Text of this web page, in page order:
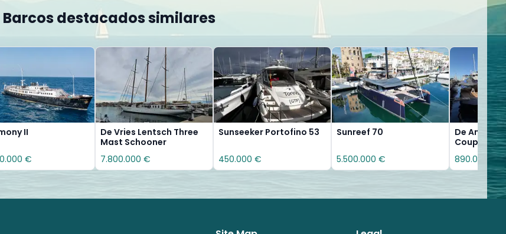
Barcos destacados similares
II
€
De Vries Lentsch Three
Mast Schooner
7.800.000 €
Sunseeker Portofino 53
450.000 €
Sunreef 70
5.500.000 €
De Antonio
Coupe
890.000 €